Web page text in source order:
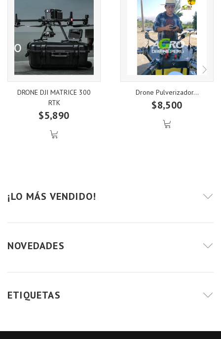
DRONE DJI MATRICE 300
RTK
$5,890
Drone Pulverizador...
$8,500
¡LO MÁS VENDIDO!
NOVEDADES
ETIQUETAS